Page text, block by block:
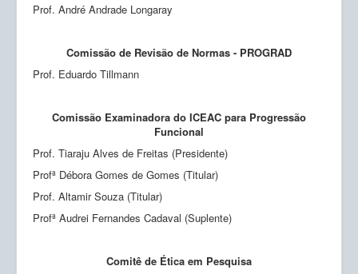
Prof. André Andrade Longaray
Comissão de Revisão de Normas - PROGRAD
Prof. Eduardo Tillmann
Comissão Examinadora do ICEAC para Progressão
Funcional
Prof. Tiaraju Alves de Freitas (Presidente)
Profª Débora Gomes de Gomes (Titular)
Prof. Altamir Souza (Titular)
Profª Audrei Fernandes Cadaval (Suplente)
Comitê de Ética em Pesquisa